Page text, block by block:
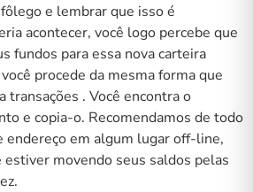
e lembrar que isso é
acontecer, você logo percebe que
fundos para essa nova carteira
procede da mesma forma que
transações . Você encontra o
e copia-o. Recomendamos de todo
endereço em algum lugar off-line,
movendo seus saldos pelas